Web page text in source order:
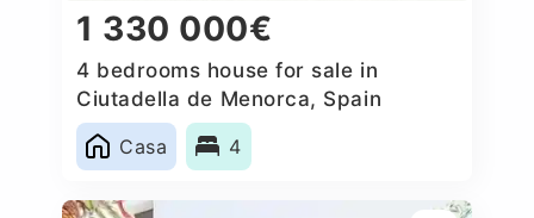
1 330 000€
4 bedrooms house for sale in
Ciutadella de Menorca, Spain
Casa
4